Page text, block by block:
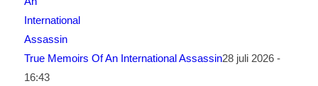
True Memoirs Of An International Assassin28 juli 2026 -
16:43